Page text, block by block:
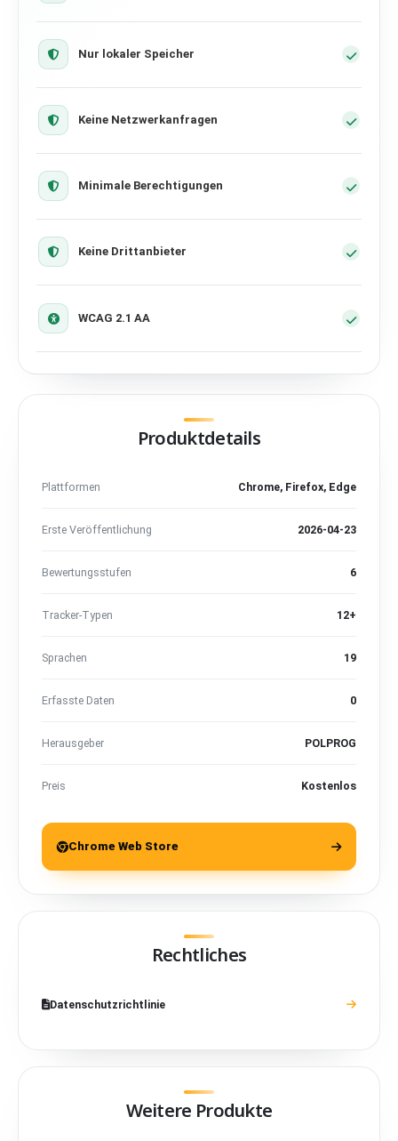
Nur lokaler Speicher
Keine Netzwerkanfragen
Minimale Berechtigungen
Keine Drittanbieter
WCAG 2.1 AA
Produktdetails
Plattformen Chrome, Firefox, Edge
Erste Veröffentlichung 2026-04-23
Bewertungsstufen 6
Tracker-Typen 12+
Sprachen 19
Erfasste Daten 0
Herausgeber POLPROG
Preis Kostenlos
Chrome Web Store
Rechtliches
Datenschutzrichtlinie
Weitere Produkte